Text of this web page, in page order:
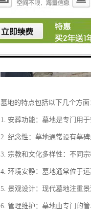
墓地的特点包括以下几个方面
1. 安葬功能：墓地是专门用
2. 纪念性：墓地通常设有墓
3. 宗教和文化多样性：不同
4. 环境安静：墓地通常位于
5. 景观设计：现代墓地注重
6. 管理维护：墓地由专门的